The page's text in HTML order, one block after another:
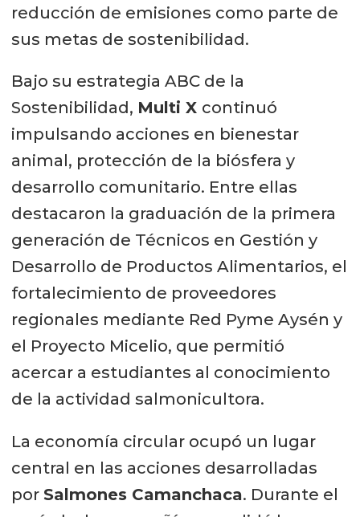
reducción de emisiones como parte de
sus metas de sostenibilidad.
Bajo su estrategia ABC de la
Sostenibilidad, Multi X continuó
impulsando acciones en bienestar
animal, protección de la biósfera y
desarrollo comunitario. Entre ellas
destacaron la graduación de la primera
generación de Técnicos en Gestión y
Desarrollo de Productos Alimentarios, el
fortalecimiento de proveedores
regionales mediante Red Pyme Aysén y
el Proyecto Micelio, que permitió
acercar a estudiantes al conocimiento
de la actividad salmonicultora.
La economía circular ocupó un lugar
central en las acciones desarrolladas
por Salmones Camanchaca. Durante el